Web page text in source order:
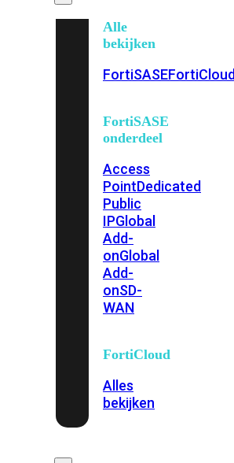
Alle
bekijken
FortiSASEFortiCloud
FortiSASE
onderdeel
Access
PointDedicated
Public
IPGlobal
Add-
onGlobal
Add-
onSD-
WAN
FortiCloud
Alles
bekijken